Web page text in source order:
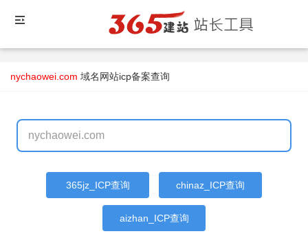
nychaowei.com 域名网站icp备案查询
365jz_ICP查询 chinaz_ICP查询
aizhan_ICP查询